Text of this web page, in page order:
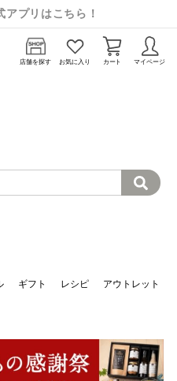
アプリはこちら！
店舗を探す お気に入り カート マイページ
ギフト レシピ アウトレット